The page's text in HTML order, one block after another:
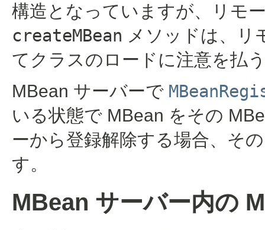
構造となっていますが、リモ
createMBean メソッドは、リ
てクラスのロードに注意を払
MBean サーバーで
いる状態で MBean をその
ーから登録解除する場合、そ
す。
MBean サーバー内の